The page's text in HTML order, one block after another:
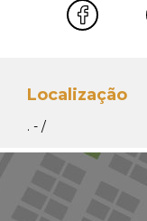
Localização
. - /